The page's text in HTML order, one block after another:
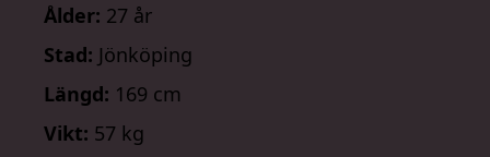
Ålder: 27 år
Stad: Jönköping
Längd: 169 cm
Vikt: 57 kg